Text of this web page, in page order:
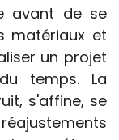
avant de se
matériaux et
un projet
temps. La
s'affine, se